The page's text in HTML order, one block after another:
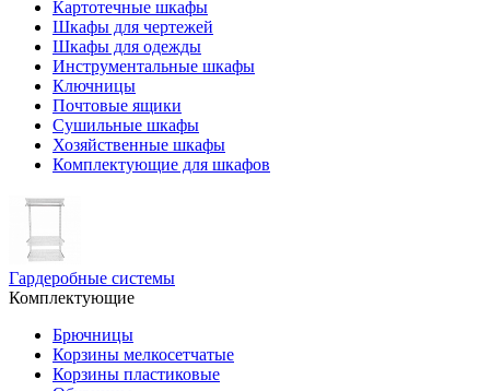
Картотечные шкафы
Шкафы для чертежей
Шкафы для одежды
Инструментальные шкафы
Ключницы
Почтовые ящики
Сушильные шкафы
Хозяйственные шкафы
Комплектующие для шкафов
Гардеробные системы
Комплектующие
Брючницы
Корзины мелкосетчатые
Корзины пластиковые